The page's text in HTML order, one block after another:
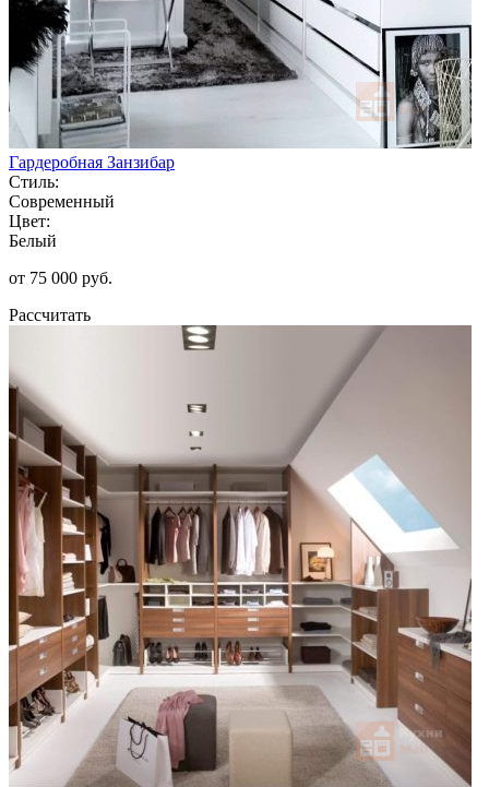
Гардеробная Занзибар
Стиль:
Современный
Цвет:
Белый
от 75 000 руб.
Рассчитать